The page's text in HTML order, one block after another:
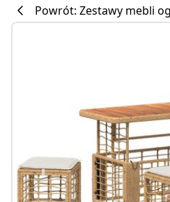
Powrót: Zestawy mebli